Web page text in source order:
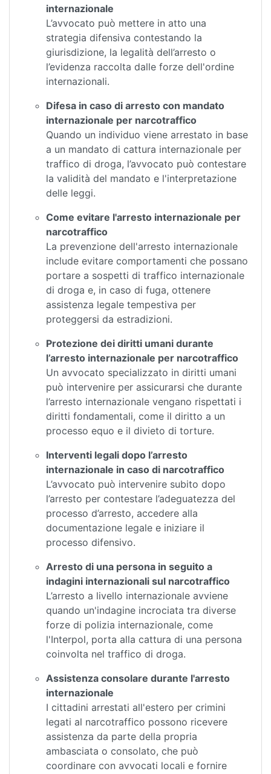
internazionale
L’avvocato può mettere in atto una
strategia difensiva contestando la
giurisdizione, la legalità dell’arresto o
l’evidenza raccolta dalle forze dell'ordine
internazionali.
Difesa in caso di arresto con mandato
internazionale per narcotraffico
Quando un individuo viene arrestato in base
a un mandato di cattura internazionale per
traffico di droga, l’avvocato può contestare
la validità del mandato e l'interpretazione
delle leggi.
Come evitare l'arresto internazionale per
narcotraffico
La prevenzione dell'arresto internazionale
include evitare comportamenti che possano
portare a sospetti di traffico internazionale
di droga e, in caso di fuga, ottenere
assistenza legale tempestiva per
proteggersi da estradizioni.
Protezione dei diritti umani durante
l’arresto internazionale per narcotraffico
Un avvocato specializzato in diritti umani
può intervenire per assicurarsi che durante
l’arresto internazionale vengano rispettati i
diritti fondamentali, come il diritto a un
processo equo e il divieto di torture.
Interventi legali dopo l’arresto
internazionale in caso di narcotraffico
L’avvocato può intervenire subito dopo
l’arresto per contestare l’adeguatezza del
processo d’arresto, accedere alla
documentazione legale e iniziare il
processo difensivo.
Arresto di una persona in seguito a
indagini internazionali sul narcotraffico
L’arresto a livello internazionale avviene
quando un'indagine incrociata tra diverse
forze di polizia internazionale, come
l'Interpol, porta alla cattura di una persona
coinvolta nel traffico di droga.
Assistenza consolare durante l'arresto
internazionale
I cittadini arrestati all'estero per crimini
legati al narcotraffico possono ricevere
assistenza da parte della propria
ambasciata o consolato, che può
coordinare con avvocati locali e fornire